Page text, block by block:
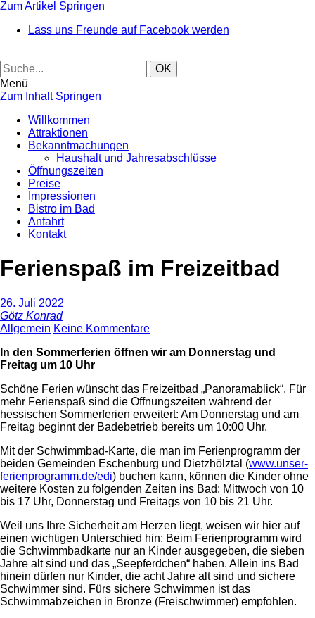
Zum Artikel Springen
Lass uns Freunde auf Facebook werden
Menü
Zum Inhalt Springen
Willkommen
Attraktionen
Bekanntmachungen
Haushalt und Jahresabschlüsse
Öffnungszeiten
Preise
Impressionen
Bistro im Bad
Anfahrt
Kontakt
Ferienspaß im Freizeitbad
26. Juli 2022
Götz Konrad
Allgemein Keine Kommentare
In den Sommerferien öffnen wir am Donnerstag und
Freitag um 10 Uhr
Schöne Ferien wünscht das Freizeitbad „Panoramablick“. Für
mehr Ferienspaß sind die Öffnungszeiten während der
hessischen Sommerferien erweitert: Am Donnerstag und am
Freitag beginnt der Badebetrieb bereits um 10:00 Uhr.
Mit der Schwimmbad-Karte, die man im Ferienprogramm der
beiden Gemeinden Eschenburg und Dietzhölztal (www.unser-
ferienprogramm.de/edi) buchen kann, können die Kinder ohne
weitere Kosten zu folgenden Zeiten ins Bad: Mittwoch von 10
bis 17 Uhr, Donnerstag und Freitags von 10 bis 21 Uhr.
Weil uns Ihre Sicherheit am Herzen liegt, weisen wir hier auf
einen wichtigen Unterschied hin: Beim Ferienprogramm wird
die Schwimmbadkarte nur an Kinder ausgegeben, die sieben
Jahre alt sind und das „Seepferdchen“ haben. Allein ins Bad
hinein dürfen nur Kinder, die acht Jahre alt sind und sichere
Schwimmer sind. Fürs sichere Schwimmen ist das
Schwimmabzeichen in Bronze (Freischwimmer) empfohlen.